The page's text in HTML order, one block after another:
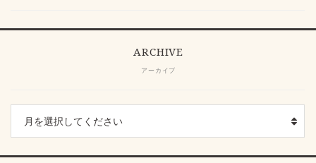
ARCHIVE
アーカイブ